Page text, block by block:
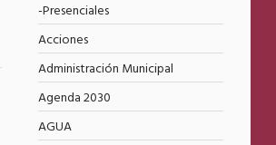
-Presenciales
Acciones
Administración Municipal
Agenda 2030
AGUA